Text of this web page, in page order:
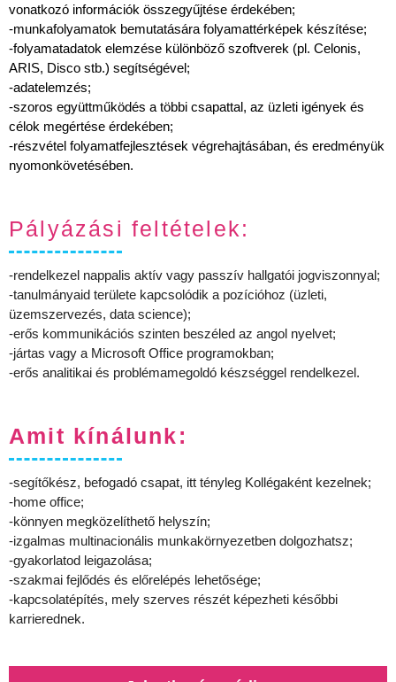
vonatkozó információk összegyűjtése érdekében;
-munkafolyamatok bemutatására folyamattérképek készítése;
-folyamatadatok elemzése különböző szoftverek (pl. Celonis,
ARIS, Disco stb.) segítségével;
-adatelemzés;
-szoros együttműködés a többi csapattal, az üzleti igények és
célok megértése érdekében;
-részvétel folyamatfejlesztések végrehajtásában, és eredményük
nyomonkövetésében.
Pályázási feltételek:
-rendelkezel nappalis aktív vagy passzív hallgatói jogviszonnyal;
-tanulmányaid területe kapcsolódik a pozícióhoz (üzleti,
üzemszervezés, data science);
-erős kommunikációs szinten beszéled az angol nyelvet;
-jártas vagy a Microsoft Office programokban;
-erős analitikai és problémamegoldó készséggel rendelkezel.
Amit kínálunk:
-segítőkész, befogadó csapat, itt tényleg Kollégaként kezelnek;
-home office;
-könnyen megközelíthető helyszín;
-izgalmas multinacionális munkakörnyezetben dolgozhatsz;
-gyakorlatod leigazolása;
-szakmai fejlődés és előrelépés lehetősége;
-kapcsolatépítés, mely szerves részét képezheti későbbi
karrierednek.